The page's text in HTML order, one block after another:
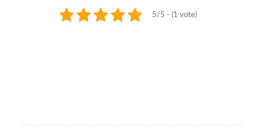
5/5 - (1 vote)